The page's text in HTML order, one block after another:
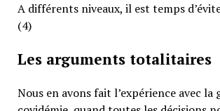
A différents niveaux, il est temps
(4)
Les arguments totalitaires
Nous en avons fait l’expérience avec la